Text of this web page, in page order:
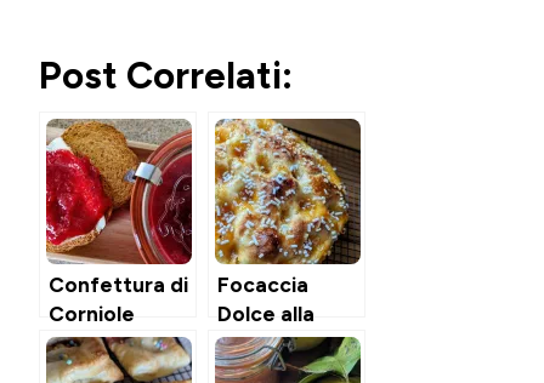
Post Correlati:
Confettura di
Corniole
Focaccia
Dolce alla
Confettura